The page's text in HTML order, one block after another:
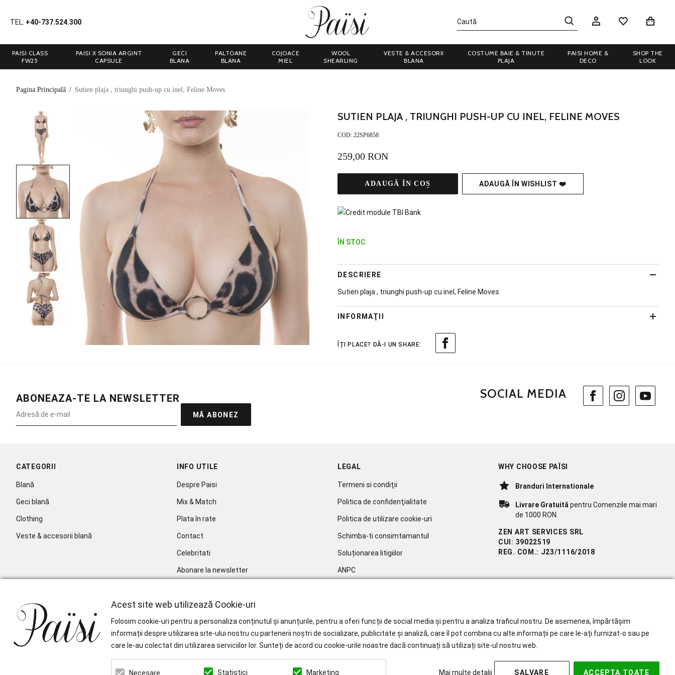
TEL: +40-737.524.300
PAISI CLASS
FW25
PAISI X SONIA ARGINT
CAPSULE
GECI
BLANA
PALTOANE
BLANA
COJOACE
MIEL
WOOL
SHEARLING
VESTE & ACCESORII
BLANA
COSTUME BAIE & TINUTE
PLAJA
PAISI HOME &
DECO
SHOP THE
LOOK
Pagina Principală / Sutien plaja , triunghi push-up cu inel, Feline Moves
SUTIEN PLAJA , TRIUNGHI PUSH-UP CU INEL, FELINE MOVES
COD: 22SP6858
259,00 RON
ADAUGĂ ÎN COȘ ADAUGĂ ÎN WISHLIST ❤️
ÎN STOC
DESCRIERE
Sutien plaja , triunghi push-up cu inel, Feline Moves
INFORMAŢII
ABONEAZA-TE LA NEWSLETTER
MĂ ABONEZ
SOCIAL MEDIA
CATEGORII
Blană
Geci blană
Clothing
Veste & accesorii blană
INFO UTILE
Despre Paisi
Mix & Match
Plata în rate
Contact
Celebritati
Abonare la newsletter
LEGAL
Termeni si condiţii
Politica de confidenţialitate
Politica de utilizare cookie-uri
Schimba-ti consimtamantul
Soluționarea litigiilor
ANPC
WHY CHOOSE PAÏSI
Branduri Internationale
Livrare Gratuită pentru Comenzile mai mari
de 1000 RON.
ZEN ART SERVICES SRL
CUI: 39022519
REG. COM.: J23/1116/2018
Acest site web utilizează Cookie-uri
Folosim cookie-uri pentru a personaliza conținutul și anunțurile, pentru a oferi funcții de social media și pentru a analiza traficul nostru. De asemenea, împărtășim
informații despre utilizarea site-ului nostru cu partenerii noștri de socializare, publicitate și analiză, care îl pot combina cu alte informații pe care le-ați furnizat-o sau pe
care le-au colectat din utilizarea serviciilor lor. Sunteți de acord cu cookie-urile noastre dacă continuați să utilizați site-ul nostru web.
Necesare Statistici Marketing Mai multe detalii SALVARE ACCEPTA TOATE